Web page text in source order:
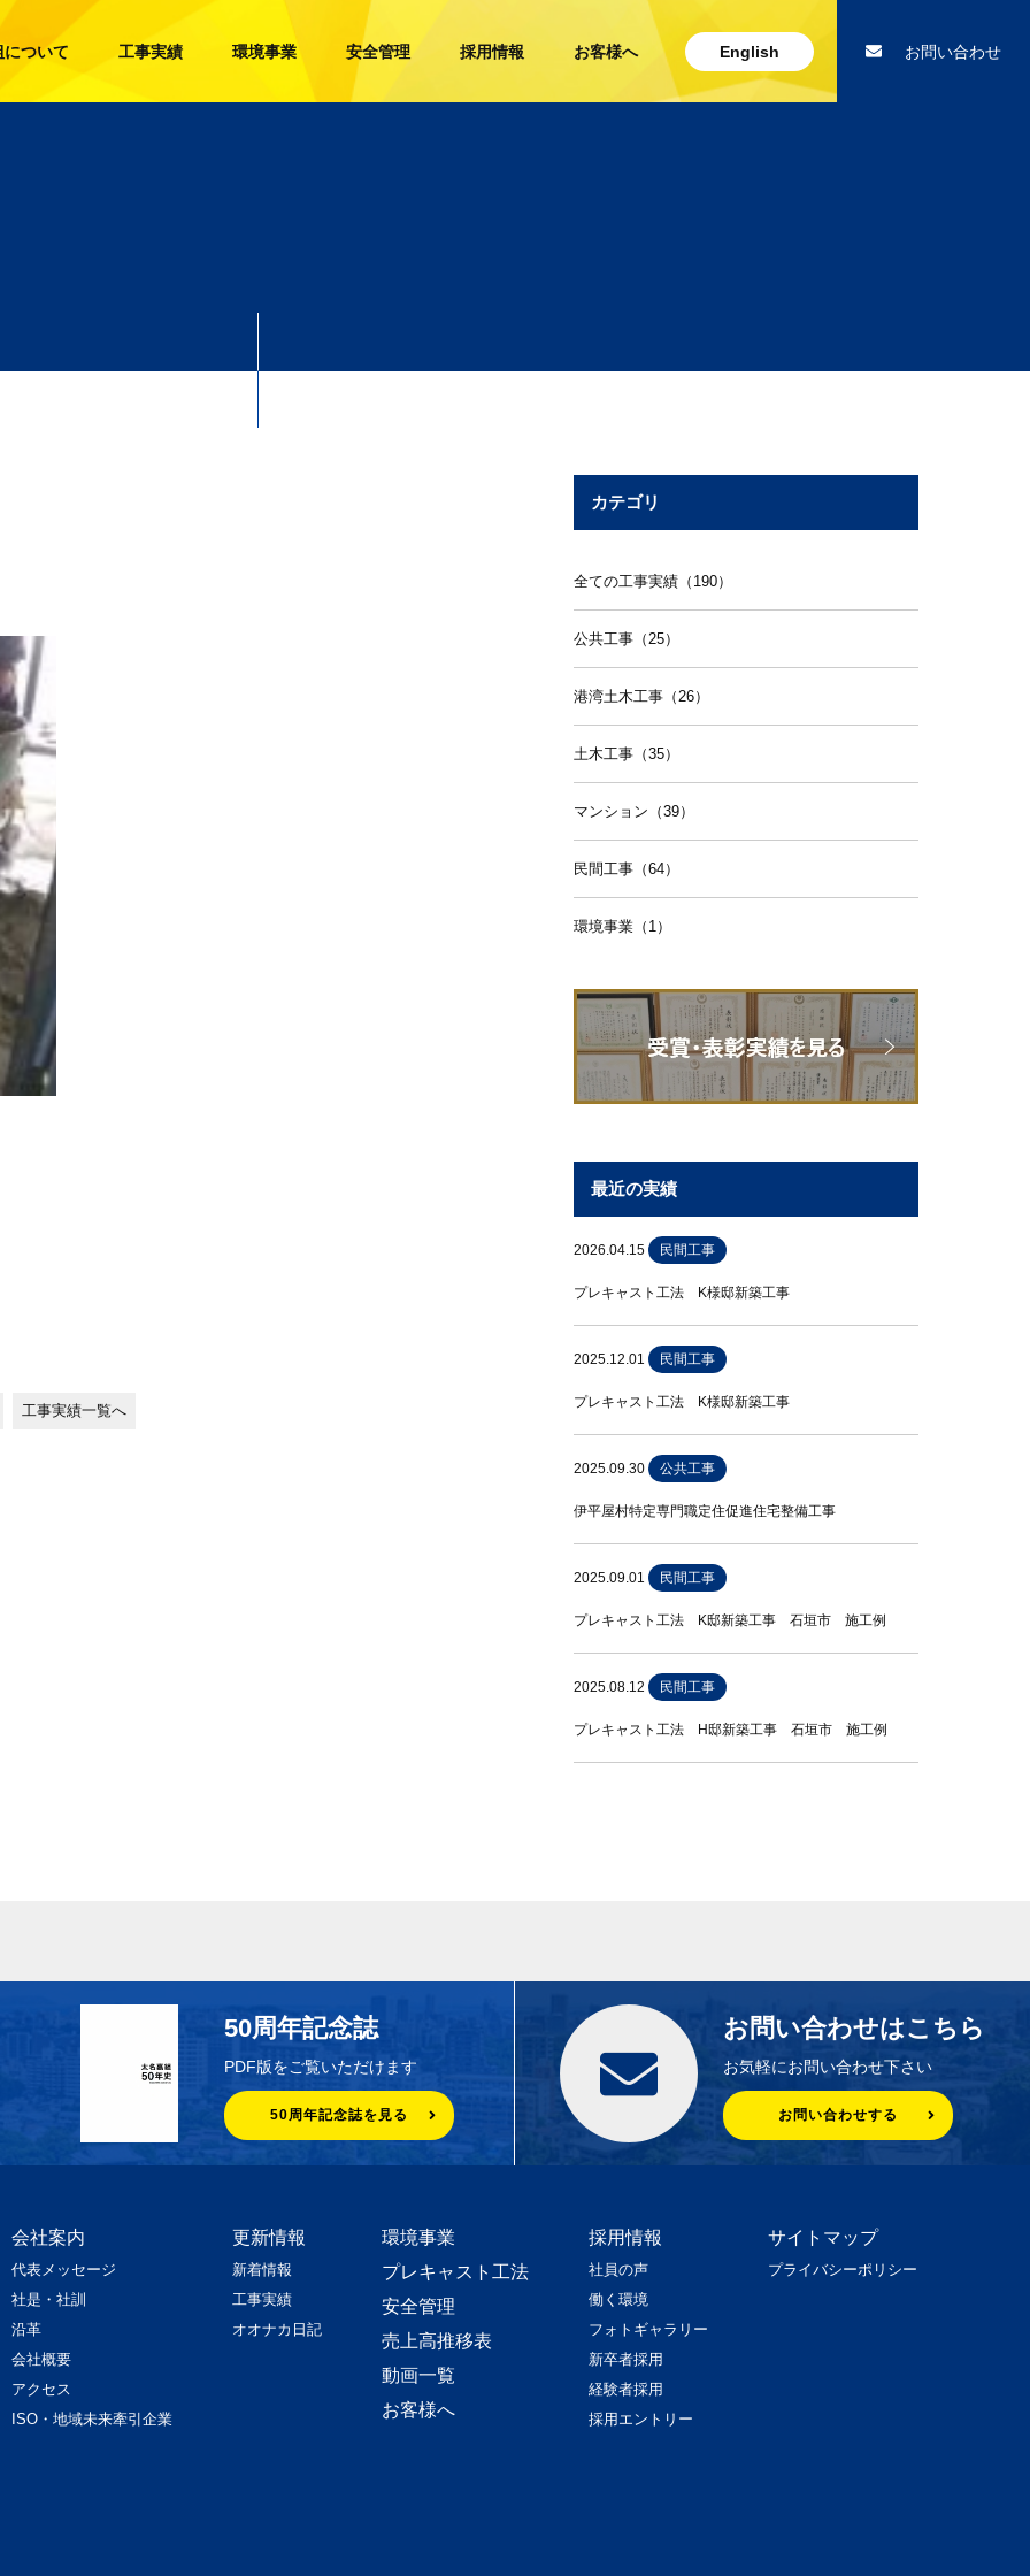
ついて 工事実績 環境事業 安全管理 採用情報 お客様へ English お問い合わせ
工事実績一覧へ
カテゴリ
全ての工事実績（190）
公共工事（25）
港湾土木工事（26）
土木工事（35）
マンション（39）
民間工事（64）
環境事業（1）
最近の実績
2026.04.15 民間工事
プレキャスト工法 K様邸新築工事
2025.12.01 民間工事
プレキャスト工法 K様邸新築工事
2025.09.30 公共工事
伊平屋村特定専門職定住促進住宅整備工事
2025.09.01 民間工事
プレキャスト工法 K邸新築工事 石垣市 施工例
2025.08.12 民間工事
プレキャスト工法 H邸新築工事 石垣市 施工例
50周年記念誌
PDF版をご覧いただけます
50周年記念誌を見る
お問い合わせはこちら
お気軽にお問い合わせ下さい
お問い合わせする
会社案内
代表メッセージ
社是・社訓
沿革
会社概要
アクセス
ISO・地域未来牽引企業
更新情報
新着情報
工事実績
オオナカ日記
環境事業
プレキャスト工法
安全管理
売上高推移表
動画一覧
お客様へ
採用情報
社員の声
働く環境
フォトギャラリー
新卒者採用
経験者採用
採用エントリー
サイトマップ
プライバシーポリシー